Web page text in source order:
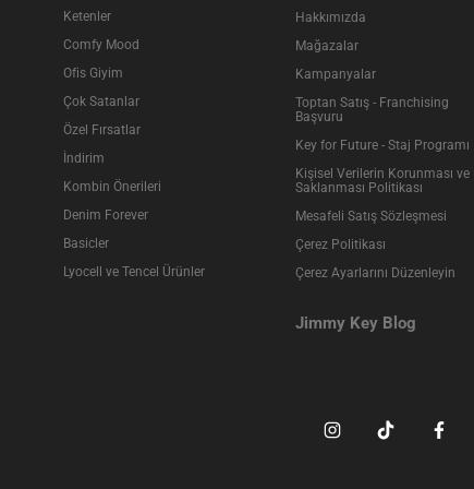
Ketenler
Comfy Mood
Ofis Giyim
Çok Satanlar
Özel Fırsatlar
İndirim
Kombin Önerileri
Denim Forever
Basicler
Lyocell ve Tencel Ürünler
Hakkımızda
Mağazalar
Kampanyalar
Toptan Satış - Franchising
Başvuru
Key for Future - Staj Programı
Kişisel Verilerin Korunması ve
Saklanması Politikası
Mesafeli Satış Sözleşmesi
Çerez Politikası
Çerez Ayarlarını Düzenleyin
Jimmy Key Blog